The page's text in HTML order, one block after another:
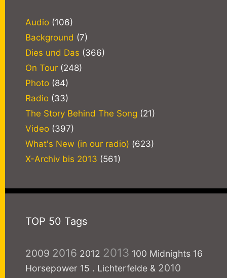
Audio (106)
Background (7)
Dies und Das (366)
On Tour (248)
Photo (84)
Radio (33)
The Story Behind The Song (21)
Video (397)
What's New (in our radio) (623)
X-Archiv bis 2013 (561)
TOP 50 Tags
2009 2016 2012 2013 100 Midnights 16
Horsepower 15 . Lichterfelde & 2010